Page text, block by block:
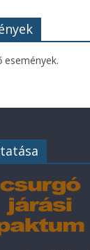
események.